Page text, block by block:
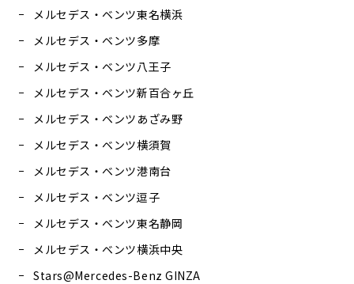
メルセデス・ベンツ東名横浜
メルセデス・ベンツ多摩
メルセデス・ベンツ八王子
メルセデス・ベンツ新百合ヶ丘
メルセデス・ベンツあざみ野
メルセデス・ベンツ横須賀
メルセデス・ベンツ港南台
メルセデス・ベンツ逗子
メルセデス・ベンツ東名静岡
メルセデス・ベンツ横浜中央
Stars@Mercedes-Benz GINZA